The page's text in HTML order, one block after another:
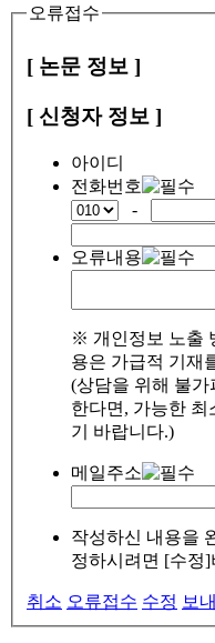
오류접수
[ 논문 정보 ]
[ 신청자 정보 ]
아이디
전화번호
-
오류내용
※ 개인정보 노출
용은 가급적 기재
(상담을 위해 불
한다면, 가능한 최
기 바랍니다.)
메일주소
작성하신 내용을
정하시려면 [수정
취소 오류접수 수정 보